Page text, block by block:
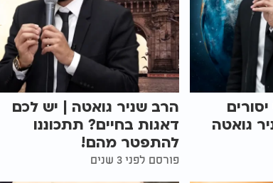
גואטה
הרב שניר גואטה | יש לכם
דאגות בחיים? תתכוננו
להתפטר מהם!
פורסם לפני 3 שנים